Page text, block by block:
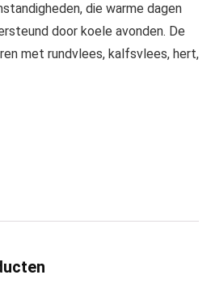
die warme dagen
door koele avonden. De
met rundvlees, kalfsvlees, hert,